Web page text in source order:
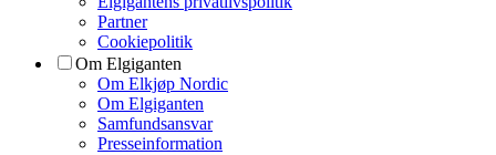
Partner
Cookiepolitik
Om Elgiganten
Om Elkjøp Nordic
Om Elgiganten
Samfundsansvar
Presseinformation